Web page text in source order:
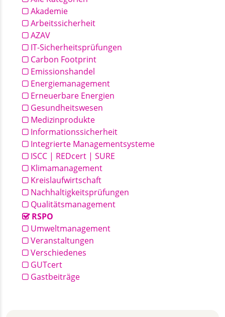
Akademie
Arbeitssicherheit
AZAV
IT-Sicherheitsprüfungen
Carbon Footprint
Emissionshandel
Energiemanagement
Erneuerbare Energien
Gesundheitswesen
Medizinprodukte
Informationssicherheit
Integrierte Managementsysteme
ISCC | REDcert | SURE
Klimamanagement
Kreislaufwirtschaft
Nachhaltigkeitsprüfungen
Qualitätsmanagement
RSPO
Umweltmanagement
Veranstaltungen
Verschiedenes
GUTcert
Gastbeiträge